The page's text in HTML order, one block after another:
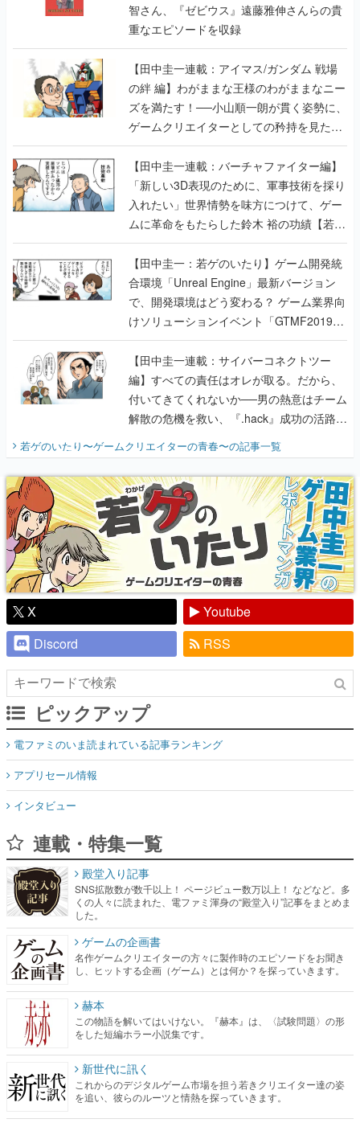
智さん、『ゼビウス』遠藤雅伸さんらの貴
重なエピソードを収録
【田中圭一連載：アイマス/ガンダム 戦場
の絆 編】わがままな王様のわがままなニー
ズを満たす！──小山順一朗が貫く姿勢に、
ゲームクリエイターとしての矜持を見た
【若ゲのいたり最終回】
【田中圭一連載：バーチャファイター編】
「新しい3D表現のために、軍事技術を採り
入れたい」世界情勢を味方につけて、ゲー
ムに革命をもたらした鈴木 裕の功績【若ゲ
のいたり】
【田中圭一：若ゲのいたり】ゲーム開発統
合環境「Unreal Engine」最新バージョン
で、開発環境はどう変わる？ ゲーム業界向
けソリューションイベント「GTMF2019」
に行って、より理解を深めよう【PR】
【田中圭一連載：サイバーコネクトツー
編】すべての責任はオレが取る。だから、
付いてきてくれないか──男の熱意はチーム
解散の危機を救い、『.hack』成功の活路を
開く。業界の快男児・松山 洋に流れる血は
『少年ジャンプ』色だった【若ゲのいた
り】
若ゲのいたり〜ゲームクリエイターの青春〜の記事一覧
X
Youtube
Discord
RSS
ピックアップ
電ファミのいま読まれている記事ランキング
アプリセール情報
インタビュー
連載・特集一覧
殿堂入り記事
SNS拡散数が数千以上！ ページビュー数万以上！ などなど。多
くの人々に読まれた、電ファミ渾身の“殿堂入り”記事をまとめま
した。
ゲームの企画書
名作ゲームクリエイターの方々に製作時のエピソードをお聞き
し、ヒットする企画（ゲーム）とは何か？を探っていきます。
赫本
この物語を解いてはいけない。『赫本』は、〈試験問題〉の形
をした短編ホラー小説集です。
新世代に訊く
これからのデジタルゲーム市場を担う若きクリエイター達の姿
を追い、彼らのルーツと情熱を探っていきます。